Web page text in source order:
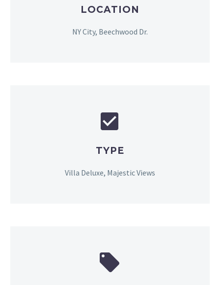
LOCATION
NY City, Beechwood Dr.


TYPE
Villa Deluxe, Majestic Views

